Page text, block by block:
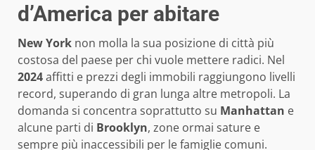
d’America per abitare
New York non molla la sua posizione di città più
costosa del paese per chi vuole mettere radici. Nel
2024affitti e prezzi degli immobili raggiungono livelli
record, superando di gran lunga altre metropoli. La
domanda si concentra soprattutto su Manhattan e
alcune parti di Brooklyn, zone ormai sature e
sempre più inaccessibili per le famiglie comuni.